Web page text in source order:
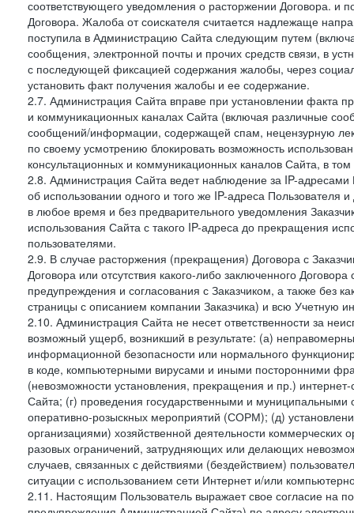
соответствующего уведомления о расторжении Договора. и
Договора. Жалоба от соискателя считается надлежаще
поступила в Администрацию Сайта следующим путем
сообщения, электронной почты и прочих средств связи, в
с последующей фиксацией содержания жалобы, через
установить факт получения жалобы и ее содержание.
2.7. Администрация Сайта вправе при установлении факта
и коммуникационных каналах Сайта (включая различные
сообщений/информации, содержащей спам, нецензурную
по своему усмотрению блокировать возможность
консультационных и коммуникационных каналов Сайта, в
2.8. Администрация Сайта ведет наблюдение за IP-
об использовании одного и того же IP-адреса Пользователя
в любое время и без предварительного уведомления
использования Сайта с такого IP-адреса до прекращения
пользователями.
2.9. В случае расторжения (прекращения) Договора с
Договора или отсутствия какого-либо заключенного
предупреждения и согласования с Заказчиком, а также без
страницы с описанием компании Заказчика) и всю Учетную
2.10. Администрация Сайта не несет ответственности за
возможный ущерб, возникший в результате: (а)
информационной безопасности или нормального
в коде, компьютерными вирусами и иными посторонними
(невозможности установления, прекращения и пр.)
Сайта; (г) проведения государственными и
оперативно-розыскных мероприятий (СОРМ); (д)
организациями) хозяйственной деятельности коммерческих
разовых ограничений, затрудняющих или делающих
случаев, связанных с действиями (бездействием)
ситуации с использованием сети Интернет и/или
2.11. Настоящим Пользователь выражает свое согласие на